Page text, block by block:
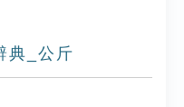
典_公斤